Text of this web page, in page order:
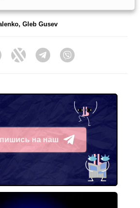
, Gleb Gusev
FacebookTwitter Telegram
на наш